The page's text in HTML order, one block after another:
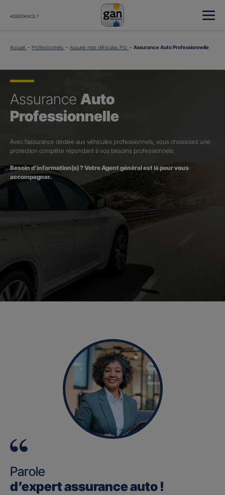
ASSISTANCE ?
Accueil Professionnels Assurer mes Véhicules Pro Assurance Auto Professionnelle
Assurance Auto
Professionnelle
Avec l’assurance dédiée aux véhicules professionnels, vous choisissez une
protection complète répondant à vos besoins professionnels.
Besoin d’information(s) ? Votre Agent général est là pour vous
accompagner.
Parole
d’expert assurance auto !